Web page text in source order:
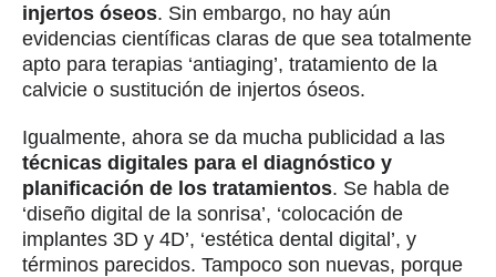
injertos óseos. Sin embargo, no hay aún
evidencias científicas claras de que sea totalmente
apto para terapias ‘antiaging’, tratamiento de la
calvicie o sustitución de injertos óseos.
Igualmente, ahora se da mucha publicidad a las
técnicas digitales para el diagnóstico y
planificación de los tratamientos. Se habla de
‘diseño digital de la sonrisa’, ‘colocación de
implantes 3D y 4D’, ‘estética dental digital’, y
términos parecidos. Tampoco son nuevas, porque